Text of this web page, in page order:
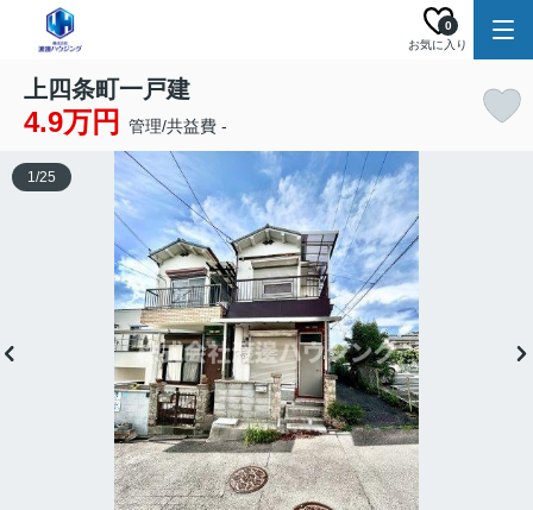
お気に入り
0
上四条町一戸建
4.9万円 管理/共益費 -
1/25